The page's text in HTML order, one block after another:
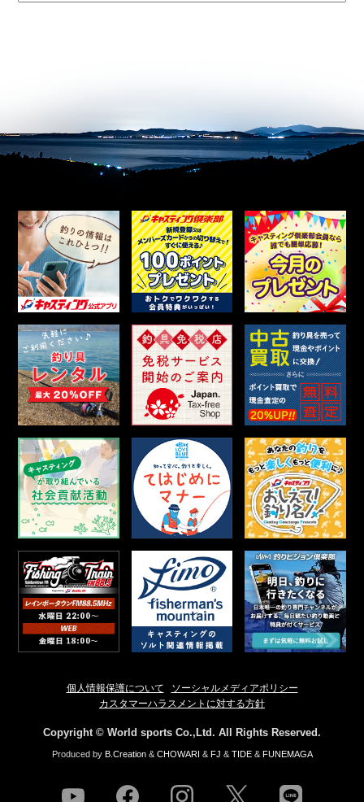
個人情報保護について
ソーシャルメディアポリシー
カスタマーハラスメントに対する方針
Copyright © World sports Co.,Ltd. All Rights Reserved.
Produced by B.Creation& CHOWARI & FJ & TIDE& FUNEMAGA
youtube facebook instagram line